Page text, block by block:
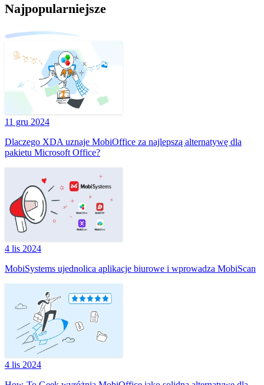
Najpopularniejsze
11 gru 2024
Dlaczego XDA uznaje MobiOffice za najlepszą alternatywę dla
pakietu Microsoft Office?
4 lis 2024
MobiSystems ujednolica aplikacje biurowe i wprowadza MobiScan
4 lis 2024